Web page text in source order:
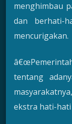
menghimbau
dan berhati-
mencurigakan.
tentang
ekstra hati-hati